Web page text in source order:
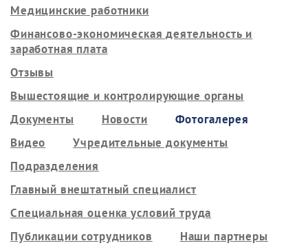
Медицинские работники
Финансово-экономическая деятельность и
заработная плата
Отзывы
Вышестоящие и контролирующие органы
Документы
Новости
Фотогалерея
Видео
Учредительные документы
Подразделения
Главный внештатный специалист
Специальная оценка условий труда
Публикации сотрудников
Наши партнеры